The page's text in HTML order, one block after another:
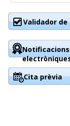
Validador
Notificacions
Cita prèvia